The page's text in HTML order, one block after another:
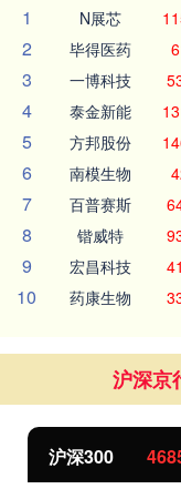
1
N展芯
2 毕得医药
3 一博科技
4 泰金新能
5 方邦股份
6 南模生物
7 百普赛斯
8 锴威特
9 宏昌科技
10 药康生物
沪深京
沪深300